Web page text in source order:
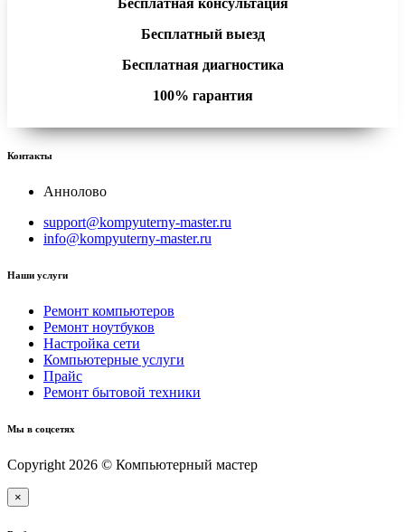
Бесплатная консультация
Бесплатный выезд
Бесплатная диагностика
100% гарантия
Контакты
Аннолово
support@kompyuterny-master.ru
info@kompyuterny-master.ru
Наши услуги
Ремонт компьютеров
Ремонт ноутбуков
Настройка сети
Компьютерные услуги
Прайс
Ремонт бытовой техники
Мы в соцсетях
Copyright 2026 © Компьютерный мастер
×